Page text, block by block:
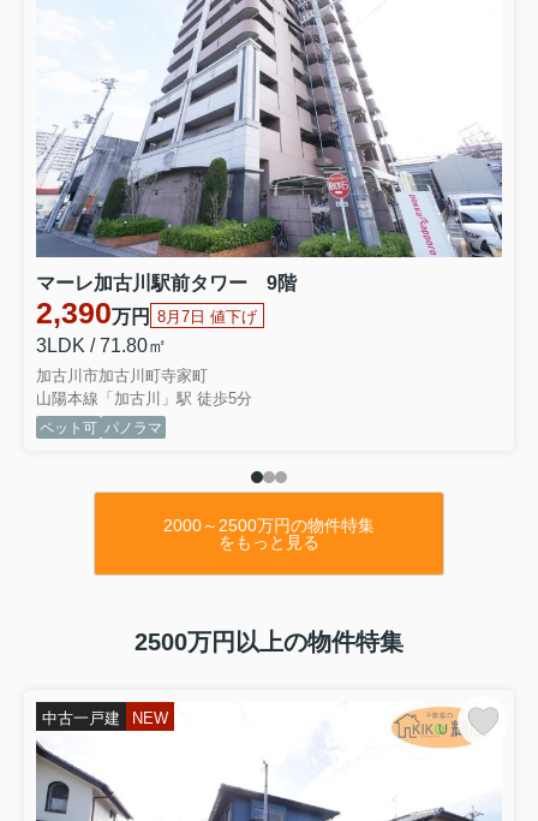
2026.08.06
★種別 ：新築戸建（全1棟）
★住所 ：加古川市尾上町11期口里
★号棟 ：1号棟
★間取 ：4LDK
★価格 ：2,698万円
⇒物件詳細はこちらをクリックくださいませ
★種別 ：新築戸建（全1棟）
★住所 ：加古川市野口町14期野口
★号棟 ：1号棟
★間取 ：4LDK
★価格 ：2,998万円
⇒物件詳細はこちらをクリックくださいませ
★種別 ：新築戸建（全2棟）
★住所 ：加古川市野口町12期北野
★号棟 ：1号棟
★間取 ：5LDK
★価格 ：3,198万円
⇒物件詳細はこちらをクリックくださいませ
★種別 ：新築戸建（全1棟）
★住所 ：加古川市米田町1期平津
★種別 ：売土地
★住所 ：明石市大久保町高丘7丁目
★価格 ：2,280万円
⇒物件詳細はこちらをクリックくださいませ
★種別 ：中古マンション
★住所 ：明石市二見町東二見
★階数 ：3階
★間取 ：3LDK
マーレ加古川駅前タワー 9階
2,390万円 8月7日 値下げ
3LDK / 71.80㎡
加古川市加古川町寺家町
山陽本線「加古川」駅 徒歩5分
ペット可 パノラマ
2000～2500万円の物件特集
をもっと見る
2500万円以上の物件特集
中古一戸建 NEW